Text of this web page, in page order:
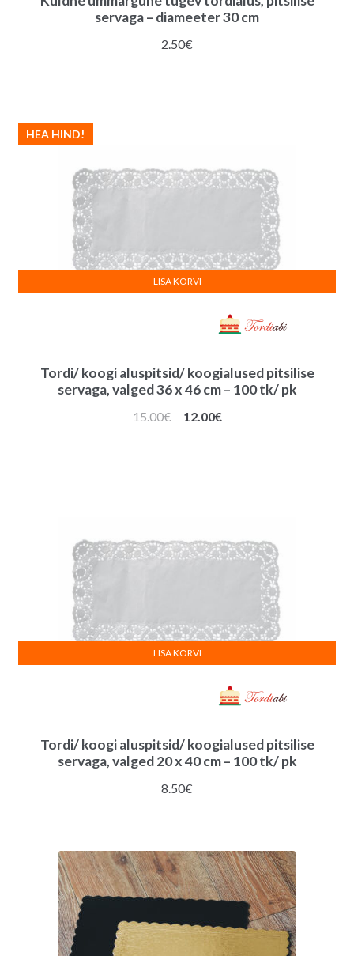
servaga – diameeter 30 cm
2.50€
Tordi/ koogi aluspitsid/ koogialused pitsilise
servaga, valged 36 x 46 cm – 100 tk/ pk
HEA HIND!
15.00€
Algne
12.00€Praegune
LISA KORVI
Tordi/ koogi aluspitsid/ koogialused pitsilise
servaga, valged 20 x 40 cm – 100 tk/ pk
8.50€
LISA KORVI